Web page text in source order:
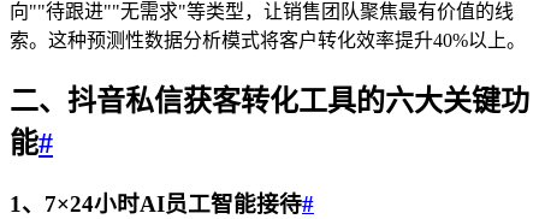
向""待跟进""无需求"等类型，让销售团队聚焦最有价值的线
索。这种预测性数据分析模式将客户转化效率提升40%以上。
二、抖音私信获客转化工具的六大关键功
能#
1、7×24小时AI员工智能接待#